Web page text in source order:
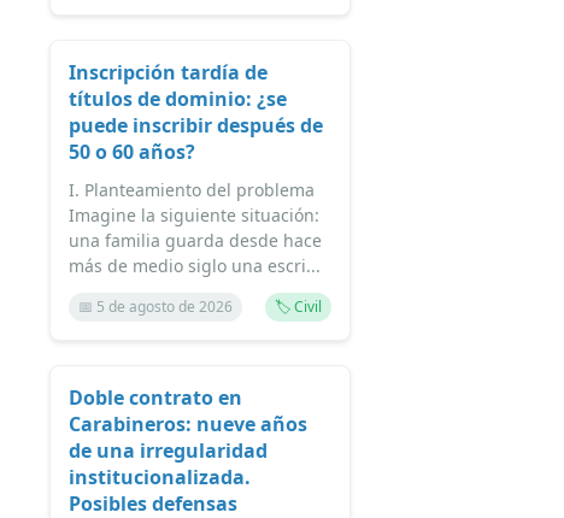
Inscripción tardía de
títulos de dominio: ¿se
puede inscribir después de
50 o 60 años?
I. Planteamiento del problema
Imagine la siguiente situación:
una familia guarda desde hace
más de medio siglo una escri...
📅 5 de agosto de 2026 🏷️ Civil
Doble contrato en
Carabineros: nueve años
de una irregularidad
institucionalizada.
Posibles defensas